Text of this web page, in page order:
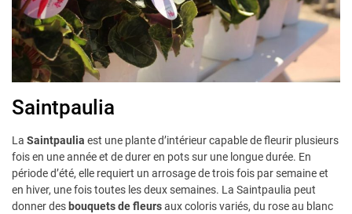
Saintpaulia
La Saintpaulia est une plante d’intérieur capable de fleurir plusieurs
fois en une année et de durer en pots sur une longue durée. En
période d’été, elle requiert un arrosage de trois fois par semaine et
en hiver, une fois toutes les deux semaines. La Saintpaulia peut
donner des bouquets de fleursaux coloris variés, du rose au blanc